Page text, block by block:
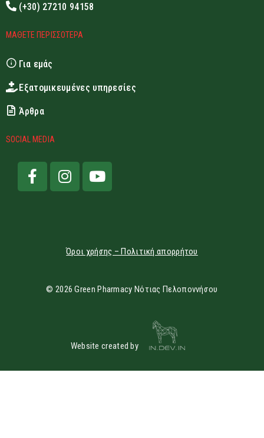
(+30) 27210 94158
ΜΑΘΕΤΕ ΠΕΡΙΣΣΟΤΕΡΑ
Για εμάς
Εξατομικευμένες υπηρεσίες
Άρθρα
SOCIAL MEDIA
Όροι χρήσης – Πολιτική απορρήτου
© 2026 Green Pharmacy Νότιας Πελοποννήσου
Website created by